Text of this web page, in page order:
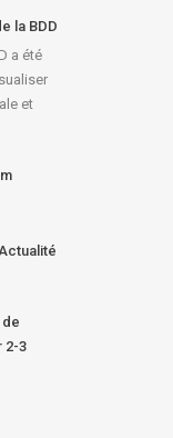
la BDD
a été
et
2-3